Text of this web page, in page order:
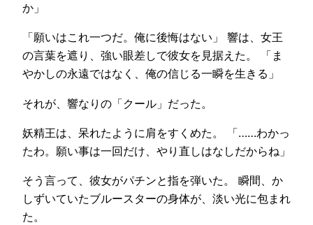
か」
「願いはこれ一つだ。俺に後悔はない」 響は、女王
の言葉を遮り、強い眼差しで彼女を見据えた。 「ま
やかしの永遠ではなく、俺の信じる一瞬を生きる」
それが、響なりの「クール」だった。
妖精王は、呆れたように肩をすくめた。 「……わかっ
たわ。願い事は一回だけ、やり直しはなしだからね」
そう言って、彼女がパチンと指を弾いた。 瞬間、か
しずいていたブルースターの身体が、淡い光に包まれ
た。